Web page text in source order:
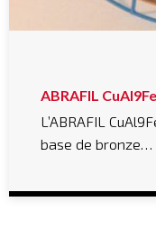
ABRAFIL CuAl9Fe
L’ABRAFIL
base de bronze…